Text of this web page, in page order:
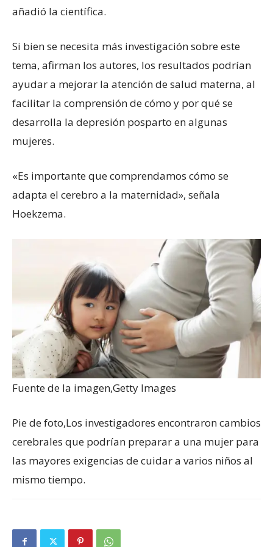
añadió la científica.
Si bien se necesita más investigación sobre este
tema, afirman los autores, los resultados podrían
ayudar a mejorar la atención de salud materna, al
facilitar la comprensión de cómo y por qué se
desarrolla la depresión posparto en algunas
mujeres.
«Es importante que comprendamos cómo se
adapta el cerebro a la maternidad», señala
Hoekzema.
Fuente de la imagen,Getty Images
Pie de foto,Los investigadores encontraron cambios
cerebrales que podrían preparar a una mujer para
las mayores exigencias de cuidar a varios niños al
mismo tiempo.